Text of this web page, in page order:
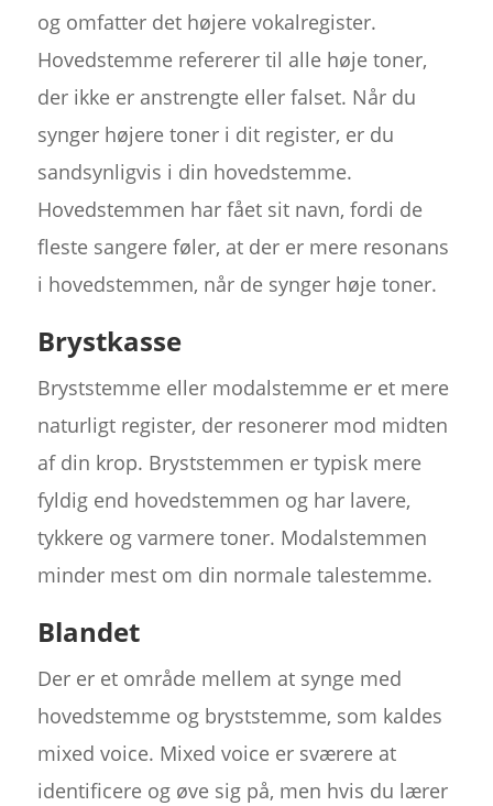
og omfatter det højere vokalregister.
Hovedstemme refererer til alle høje toner,
der ikke er anstrengte eller falset. Når du
synger højere toner i dit register, er du
sandsynligvis i din hovedstemme.
Hovedstemmen har fået sit navn, fordi de
fleste sangere føler, at der er mere resonans
i hovedstemmen, når de synger høje toner.
Brystkasse
Bryststemme eller modalstemme er et mere
naturligt register, der resonerer mod midten
af din krop. Bryststemmen er typisk mere
fyldig end hovedstemmen og har lavere,
tykkere og varmere toner. Modalstemmen
minder mest om din normale talestemme.
Blandet
Der er et område mellem at synge med
hovedstemme og bryststemme, som kaldes
mixed voice. Mixed voice er sværere at
identificere og øve sig på, men hvis du lærer